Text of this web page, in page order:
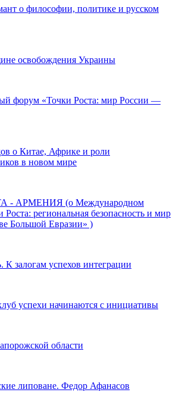
о философии, политике и русском
освобождения Украины
форум «Точки Роста: мир России —
о Китае, Африке и роли
в новом мире
- АРМЕНИЯ (о Международном
региональная безопасность и мир
Большой Евразии» )
успехов интеграции
успехи начинаются с инициативы
области
липоване. Федор Афанасов